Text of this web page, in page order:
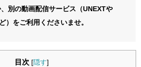
別の動画配信サービス（UNEXTや
）をご利用くださいませ。
目次 [隠す]